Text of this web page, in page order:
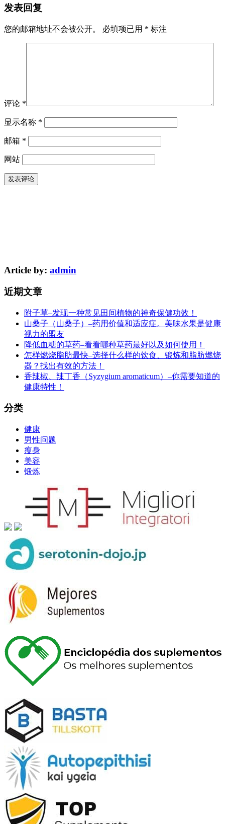
发表回复
您的邮箱地址不会被公开。 必填项已用 * 标注
评论 *
显示名称 *
邮箱 *
网站
Article by: admin
近期文章
附子草–发现一种常见田间植物的神奇保健功效！
山桑子（山桑子）–药用价值和适应症。美味水果是健康
视力的盟友
降低血糖的草药–看看哪种草药最好以及如何使用！
怎样燃烧脂肪最快–选择什么样的饮食、锻炼和脂肪燃烧
器？找出有效的方法！
香辣椒、辣丁香（Syzygium aromaticum）–你需要知道的
健康特性！
分类
健康
男性问题
瘦身
美容
锻炼